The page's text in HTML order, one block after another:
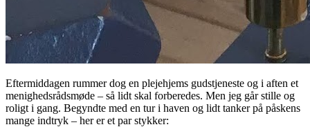
Eftermiddagen rummer dog en plejehjems gudstjeneste og i aften et
menighedsrådsmøde – så lidt skal forberedes. Men jeg går stille og
roligt i gang. Begyndte med en tur i haven og lidt tanker på påskens
mange indtryk – her er et par stykker: